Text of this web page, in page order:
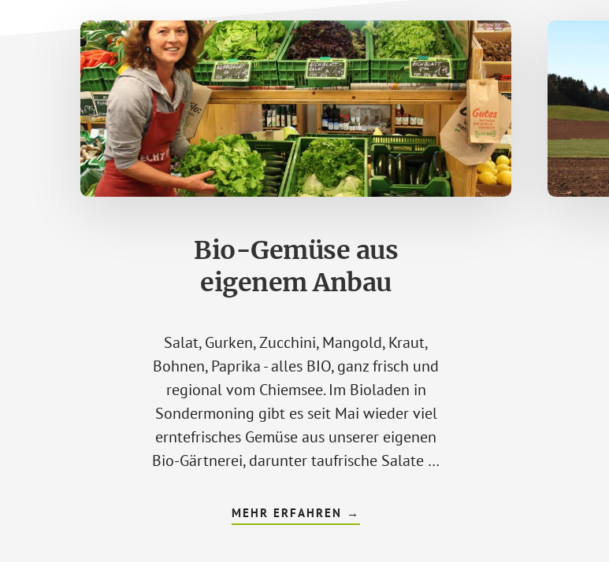
Bio-Gemüse aus
eigenem Anbau
Salat, Gurken, Zucchini, Mangold, Kraut,
Bohnen, Paprika - alles BIO, ganz frisch und
regional vom Chiemsee. Im Bioladen in
Sondermoning gibt es seit Mai wieder viel
erntefrisches Gemüse aus unserer eigenen
Bio-Gärtnerei, darunter taufrische Salate …
MEHR ERFAHREN ÜBERBIO-
GEMÜSE
→